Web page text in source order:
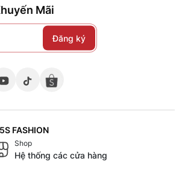
Mãi
Đăng ký
FASHION
Shop
Hệ thống các cửa hàng